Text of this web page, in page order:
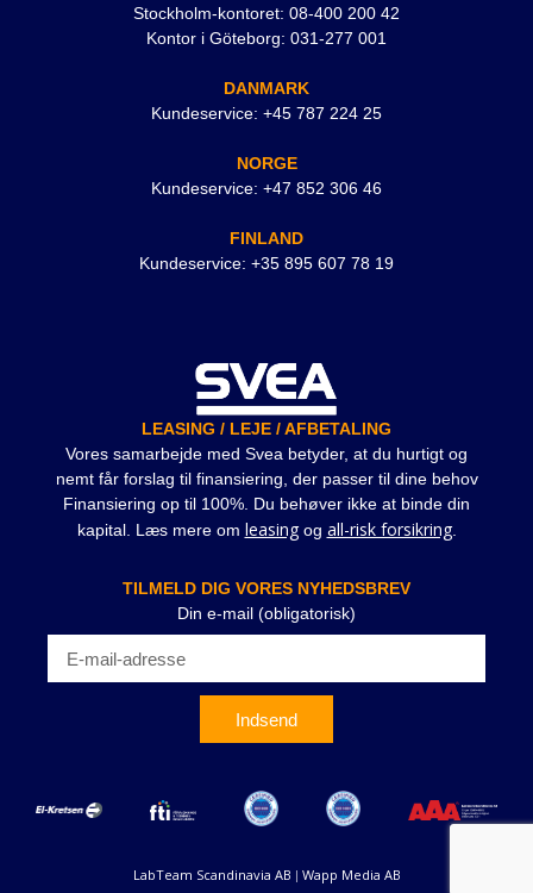
Stockholm-kontoret: 08-400 200 42
Kontor i Göteborg: 031-277 001
DANMARK
Kundeservice: +45 787 224 25
NORGE
Kundeservice: +47 852 306 46
FINLAND
Kundeservice: +35 895 607 78 19
LEASING / LEJE / AFBETALING
Vores samarbejde med Svea betyder, at du hurtigt og
nemt får forslag til finansiering, der passer til dine behov
Finansiering op til 100%. Du behøver ikke at binde din
kapital. Læs mere om leasingog all-risk forsikring.
TILMELD DIG VORES NYHEDSBREV
Din e-mail (obligatorisk)
Indsend
LabTeam Scandinavia AB | Wapp Media AB